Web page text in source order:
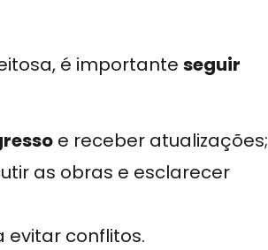
é importante seguir
e receber atualizações;
as obras e esclarecer
evitar conflitos.